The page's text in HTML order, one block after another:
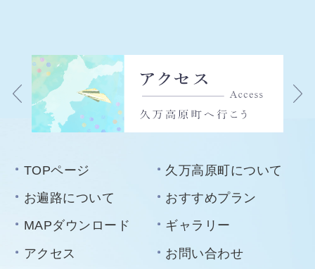
TOPページ
久万高原町について
お遍路について
おすすめプラン
MAPダウンロード
ギャラリー
アクセス
お問い合わせ